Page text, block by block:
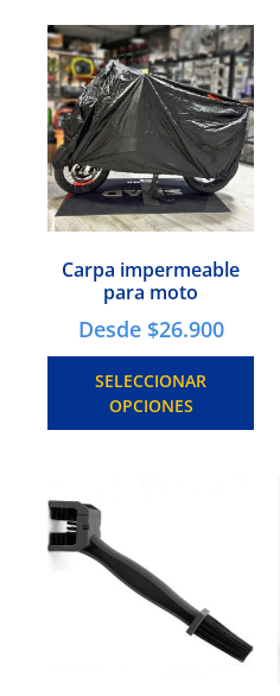
Carpa impermeable
para moto
Desde $26.900
SELECCIONAR
OPCIONES